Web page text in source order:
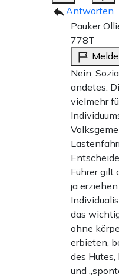
Antworten
Pauker
778T
Nein,
andetes.
vielmehr
Führer gilt
ja
das
ohne
erbieten,
des Hutes,
und